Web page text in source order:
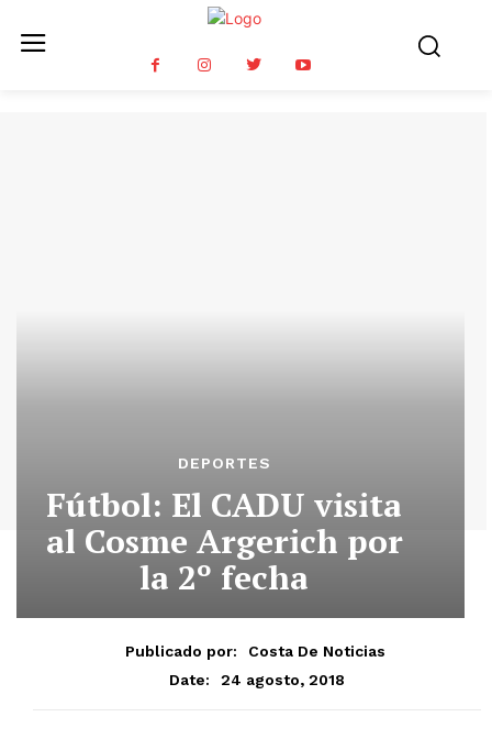
DEPORTES
Fútbol: El CADU visita
al Cosme Argerich por
la 2º fecha
Publicado por:
Costa De Noticias
Date:
24 agosto, 2018